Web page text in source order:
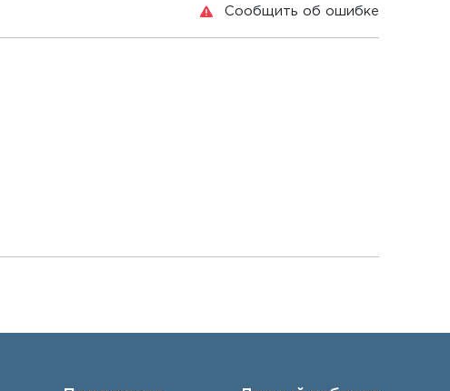
Сообщить об ошибке